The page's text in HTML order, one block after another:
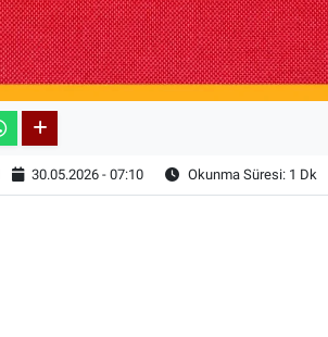
30.05.2026 - 07:10 Okunma Süresi: 1 Dk